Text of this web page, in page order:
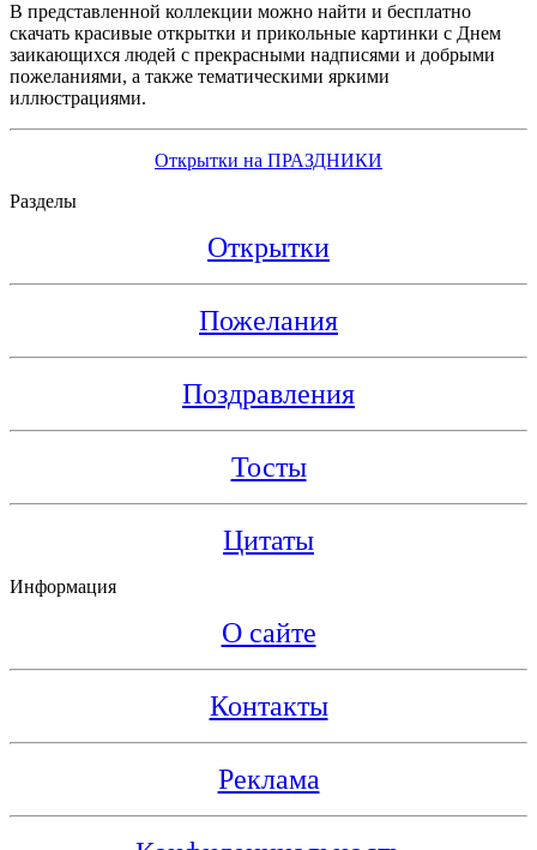
В представленной коллекции можно найти и бесплатно
скачать красивые открытки и прикольные картинки с Днем
заикающихся людей с прекрасными надписями и добрыми
пожеланиями, а также тематическими яркими
иллюстрациями.
Открытки на ПРАЗДНИКИ
Разделы
Открытки
Пожелания
Поздравления
Тосты
Цитаты
Информация
О сайте
Контакты
Реклама